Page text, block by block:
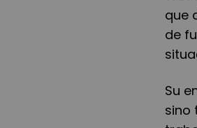
que
de
Su
sino